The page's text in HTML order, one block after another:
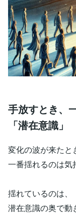
手放すとき、
「潜在意識」
変化の波が来たと
一番揺れるのは気
揺れているのは、
潜在意識の奥で動